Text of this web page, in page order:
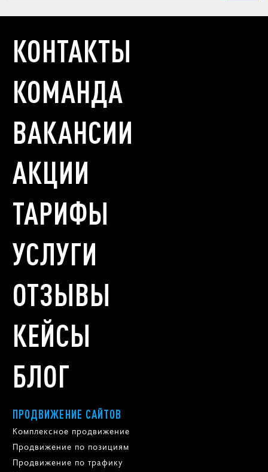
КОНТАКТЫ
КОМАНДА
ВАКАНСИИ
АКЦИИ
ТАРИФЫ
УСЛУГИ
ОТЗЫВЫ
КЕЙСЫ
БЛОГ
ПРОДВИЖЕНИЕ САЙТОВ
Комплексное продвижение
Продвижение по позициям
Продвижение по трафику